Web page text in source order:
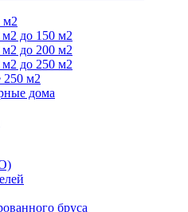
м2
до 150 м2
до 200 м2
до 250 м2
м2
дома
бруса